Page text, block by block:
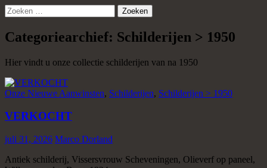
Zoeken
naar:
Categoriearchief: Schilderijen > 1950
Hier vindt u onze collectie schilderijen van na 1950
Onze Nieuwe Aanwinsten, Schilderijen, Schilderijen > 1950
VERKOCHT
juli 31, 2026 Marco Dorland
Antiek schilderij, Vissersvrouw Scheveningen, Olieverf op paneel,